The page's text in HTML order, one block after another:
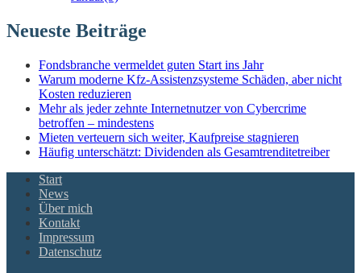
Neueste Beiträge
Fondsbranche vermeldet guten Start ins Jahr
Warum moderne Kfz-Assistenzsysteme Schäden, aber nicht
Kosten reduzieren
Mehr als jeder zehnte Internetnutzer von Cybercrime
betroffen – mindestens
Mieten verteuern sich weiter, Kaufpreise stagnieren
Häufig unterschätzt: Dividenden als Gesamtrenditetreiber
Start
News
Über mich
Kontakt
Impressum
Datenschutz